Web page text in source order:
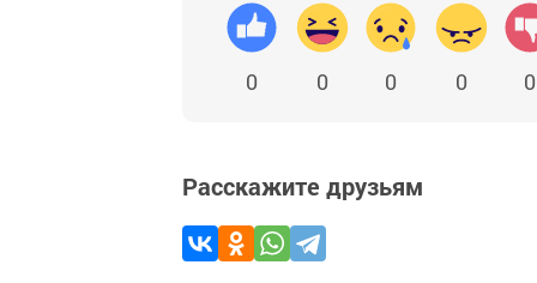
0 0 0 0 0
Расскажите друзьям